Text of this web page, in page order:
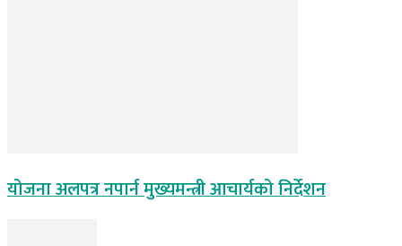
योजना अलपत्र नपार्न मुख्यमन्त्री आचार्यको निर्देशन